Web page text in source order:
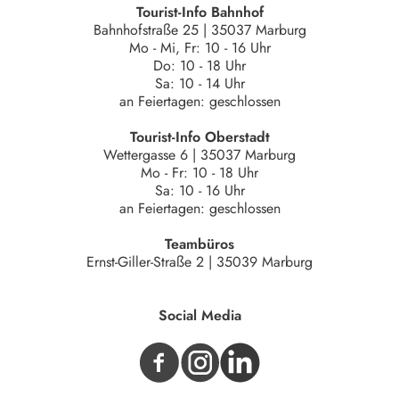
Tourist-Info Bahnhof
Bahnhofstraße 25 | 35037 Marburg
Mo - Mi, Fr: 10 - 16 Uhr
Do: 10 - 18 Uhr
Sa: 10 - 14 Uhr
an Feiertagen: geschlossen
Tourist-Info Oberstadt
Wettergasse 6 | 35037 Marburg
Mo - Fr: 10 - 18 Uhr
Sa: 10 - 16 Uhr
an Feiertagen: geschlossen
Teambüros
Ernst-Giller-Straße 2 | 35039 Marburg
Social Media